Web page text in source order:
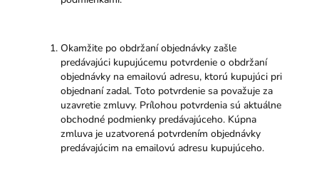
Okamžite po obdržaní objednávky zašle
predávajúci kupujúcemu potvrdenie o obdržaní
objednávky na emailovú adresu, ktorú kupujúci pri
objednaní zadal. Toto potvrdenie sa považuje za
uzavretie zmluvy. Prílohou potvrdenia sú aktuálne
obchodné podmienky predávajúceho. Kúpna
zmluva je uzatvorená potvrdením objednávky
predávajúcim na emailovú adresu kupujúceho.